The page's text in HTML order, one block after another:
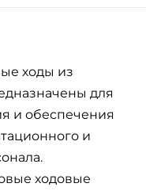
ходы из
для
и обеспечения
и
ходовые